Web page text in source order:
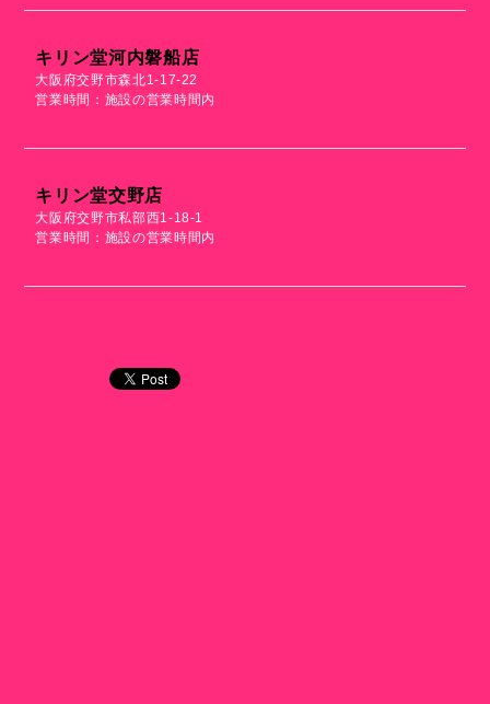
キリン堂河内磐船店
大阪府交野市森北1-17-22
営業時間：施設の営業時間内
キリン堂交野店
大阪府交野市私部西1-18-1
営業時間：施設の営業時間内